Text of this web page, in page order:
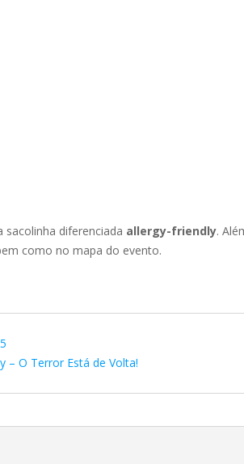
sacolinha diferenciada allergy-friendly.
como no mapa do evento.
– O Terror Está de Volta!